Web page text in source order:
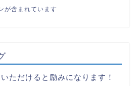
が含まれています
ただけると励みになります！